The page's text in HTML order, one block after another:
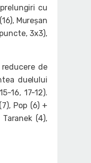
cu
Mureșan
3x3),
de
duelului
16, 17-12).
Pop (6) +
(4),